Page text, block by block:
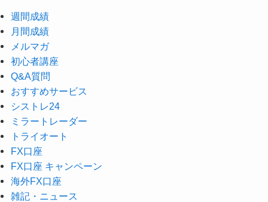
週間成績
月間成績
メルマガ
初心者講座
Q&A質問
おすすめサービス
シストレ24
ミラートレーダー
トライオート
FX口座
FX口座 キャンペーン
海外FX口座
雑記・ニュース